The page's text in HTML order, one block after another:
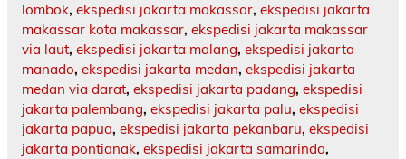
lombok, ekspedisi jakarta makassar, ekspedisi jakarta
makassar kota makassar, ekspedisi jakarta makassar
via laut, ekspedisi jakarta malang, ekspedisi jakarta
manado, ekspedisi jakarta medan, ekspedisi jakarta
medan via darat, ekspedisi jakarta padang, ekspedisi
jakarta palembang, ekspedisi jakarta palu, ekspedisi
jakarta papua, ekspedisi jakarta pekanbaru, ekspedisi
jakarta pontianak, ekspedisi jakarta samarinda,